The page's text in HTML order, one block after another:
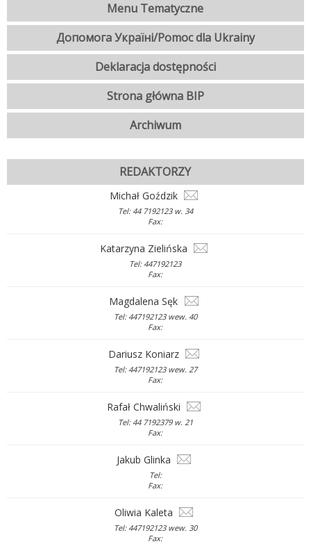
Menu Tematyczne
Допомога Україні/Pomoc dla Ukrainy
Deklaracja dostępności
Strona główna BIP
Archiwum
REDAKTORZY
Michał Goździk
Tel: 44 7192123 w. 34
Fax:
Katarzyna Zielińska
Tel: 447192123
Fax:
Magdalena Sęk
Tel: 447192123 wew. 40
Fax:
Dariusz Koniarz
Tel: 447192123 wew. 27
Fax:
Rafał Chwaliński
Tel: 44 7192379 w. 21
Fax:
Jakub Glinka
Tel:
Fax:
Oliwia Kaleta
Tel: 447192123 wew. 30
Fax: